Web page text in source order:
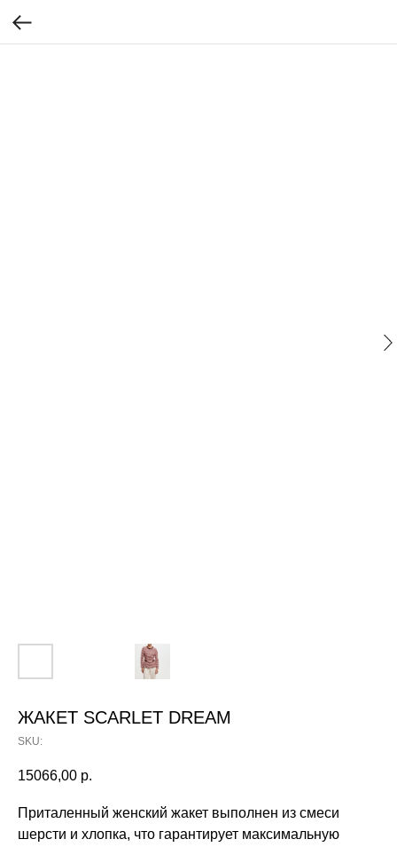
ЖАКЕТ SCARLET DREAM
SKU:
15066,00 р.
Приталенный женский жакет выполнен из смеси
шерсти и хлопка, что гарантирует максимальную